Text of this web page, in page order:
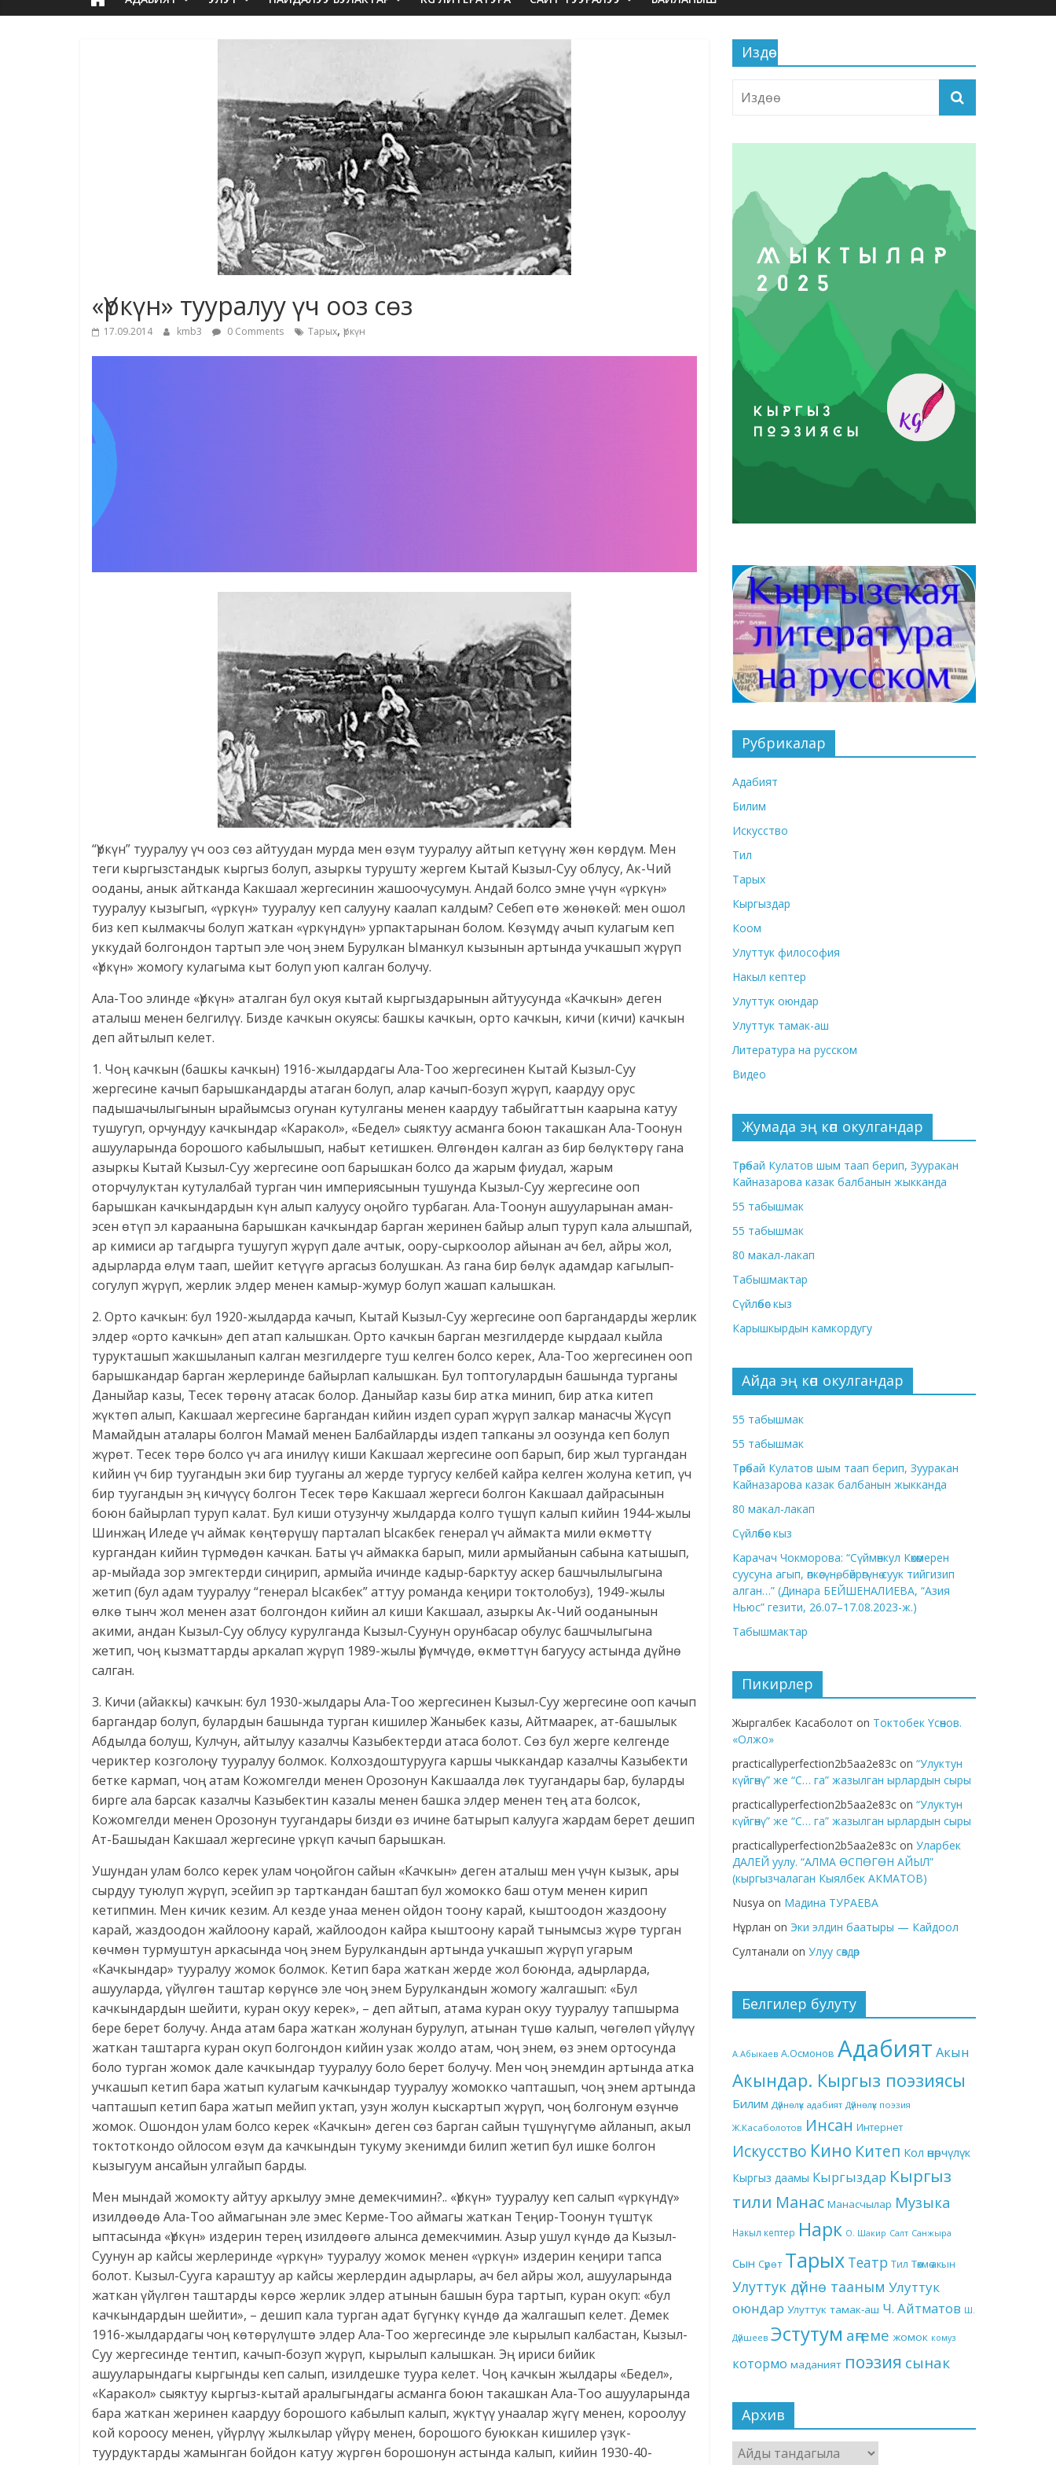
«Үркүн» тууралуу үч ооз сөз
17.09.2014 kmb3 0 Comments Тарых, Үркүн
“Үркүн” тууралуу үч ооз сөз айтуудан мурда мен өзүм тууралуу айтып кетүүнү жөн көрдүм. Мен
теги кыргызстандык кыргыз болуп, азыркы турушту жергем Кытай Кызыл-Суу облусу, Ак-Чий
ооданы, анык айтканда Какшаал жергесинин жашоочусумун. Андай болсо эмне үчүн «үркүн»
тууралуу кызыгып, «үркүн» тууралуу кеп салууну каалап калдым? Себеп өтө жөнөкөй: мен ошол
биз кеп кылмакчы болуп жаткан «үркүндүн» урпактарынан болом. Көзүмдү ачып кулагым кеп
уккудай болгондон тартып эле чоң энем Бурулкан Ыманкул кызынын артында учкашып жүрүп
«Үркүн» жомогу кулагыма кыт болуп уюп калган болучу.
Ала-Тоо элинде «Үркүн» аталган бул окуя кытай кыргыздарынын айтуусунда «Качкын» деген
аталыш менен белгилүү. Бизде качкын окуясы: башкы качкын, орто качкын, кичи (кичи) качкын
деп айтылып келет.
1. Чоң качкын (башкы качкын) 1916-жылдардагы Ала-Тоо жергесинен Кытай Кызыл-Суу
жергесине качып барышкандарды атаган болуп, алар качып-бозуп жүрүп, каардуу орус
падышачылыгынын ырайымсыз огунан кутулганы менен каардуу табыйгаттын каарына катуу
тушугуп, орчундуу качкындар «Каракол», «Бедел» сыяктуу асманга боюн такашкан Ала-Тоонун
ашууларында борошого кабылышып, набыт кетишкен. Өлгөндөн калган аз бир бөлүктөрү гана
азыркы Кытай Кызыл-Суу жергесине ооп барышкан болсо да жарым фиудал, жарым
оторчулуктан кутулалбай турган чин империясынын тушунда Кызыл-Суу жергесине ооп
барышкан качкындардын күн алып калуу­су оңойго турбаган. Ала-Тоонун ашууларынан аман-
эсен өтүп эл караанына барышкан качкындар барган жеринен байыр алып туруп кала алышпай,
ар кимиси ар тагдырга тушугуп жүрүп дале ачтык, оору-сыркоолор айынан ач бел, айры жол,
адырларда өлүм таап, шейит кетүүгө аргасыз болушкан. Аз гана бир бөлүк адамдар кагылып-
согулуп жүрүп, жерлик элдер менен камыр-жумур болуп жашап калышкан.
2. Орто качкын: бул 1920-жылдарда качып, Кытай Кызыл-Суу жергесине ооп баргандарды жерлик
элдер «орто качкын» деп атап калышкан. Орто качкын барган мезгилдерде кырдаал кыйла
турукташып жакшыланып калган мезгилдерге туш келген болсо керек, Ала-Тоо жергесинен ооп
барышкандар барган жерлеринде байырлап калышкан. Бул топтогулардын башында турганы
Даныйар казы, Тесек төрөнү атасак болор. Даныйар казы бир атка минип, бир атка китеп
жүктөп алып, Какшаал жергесине баргандан кийин издеп сурап жүрүп залкар манасчы Жүсүп
Мамайдын аталары болгон Мамай менен Балбайларды издеп тапканы эл оозунда кеп болуп
жүрөт. Тесек төрө болсо үч ага инилүү киши Какшаал жергесине ооп барып, бир жыл тургандан
кийин үч бир туугандын эки бир тууганы ал жерде тургусу келбей кайра келген жолуна кетип, үч
бир туугандын эң кичүүсү болгон Тесек төрө Какшаал жергеси болгон Какшаал дайрасынын
боюн байырлап туруп калат. Бул киши отузунчу жылдарда колго түшүп калып кийин 1944-жылы
Шинжаң Иледе үч аймак көңтөрүшү парталап Ысакбек генерал үч аймакта мили өкмөттү
кургандан кийин түрмөдөн качкан. Баты үч аймакка барып, мили армыйанын сабына катышып,
ар-мыйада зор эмгектерди сиңирип, армыйа ичинде кадыр-барктуу аскер башчылылыгына
жетип (бул адам тууралуу “генерал Ысакбек” аттуу романда кеңири токтолобуз), 1949-жылы
өлкө тынч жол менен азат болгондон кийин ал киши Какшаал, азыркы Ак-Чий ооданынын
акими, андан Кызыл-Суу облусу курулганда Кызыл-Суунун орунбасар обулус башчылыгына
жетип, чоң кызматтарды аркалап жүрүп 1989-жылы Үрүмчүдө, өкмөттүн багуусу астында дүйнө
салган.
3. Кичи (айаккы) качкын: бул 1930-жылдары Ала-Тоо жергесинен Кызыл-Суу жергесине ооп качып
баргандар болуп, булардын башында турган кишилер Жаныбек казы, Айтмаарек, ат-башылык
Абдылда болуш, Кулчун, айтылуу казалчы Казыбектерди атаса болот. Сөз бул жерге келгенде
чериктер козголоңу тууралуу болмок. Колхоздоштуруу­га каршы чыккандар казалчы Казыбекти
бетке кармап, чоң атам Кожомгелди менен Орозонун Какшаалда лөк туугандары бар, буларды
бирге ала барсак казалчы Казыбектин казалы менен башка элдер менен тең ата болсок,
Кожомгелди менен Орозонун туугандары бизди өз ичине батырып калууга жардам берет дешип
Ат-Башыдан Какшаал жергесине үркүп качып барышкан.
Ушундан улам болсо керек улам чоңойгон сайын «Качкын» деген аталыш мен үчүн кызык, ары
сырдуу туюлуп жүрүп, эсейип эр тарткандан баштап бул жомокко баш отум менен кирип
кетипмин. Мен кичик кезим. Ал кезде унаа менен ойдон тоону карай, кыштоодон жаздоону
карай, жаздоодон жайлоону карай, жайлоодон кайра кыштоону карай тынымсыз жүрө турган
көчмөн турмуштун аркасында чоң энем Бурулкандын артында учкашып жүрүп угарым
«Качкындар» тууралуу жомок болмок. Кетип бара жаткан жерде жол боюнда, адырларда,
ашууларда, үйүлгөн таштар көрүнсө эле чоң энем Бурулкандын жомогу жалгашып: «Бул
качкындардын шейити, куран окуу керек», – деп айтып, атама куран окуу тууралуу тапшырма
бере берет болучу. Анда атам бара жаткан жолунан бурулуп, атынан түшө калып, чөгөлөп үйүлүү
жаткан таштарга куран окуп болгондон кийин узак жолдо атам, чоң энем, өз энем ортосунда
боло турган жомок дале качкындар тууралуу боло берет болучу. Мен чоң энемдин артында атка
учкашып кетип бара жатып кулагым качкындар тууралуу жомокко чапташып, чоң энем артында
чапташып кетип бара жатып мейип уктап, узун жолун кыскартып жүрүп, чоң болгонум өзүнчө
жомок. Ошондон улам болсо керек «Качкын» деген сөз барган сайын түшүнүгүмө айланып, акыл
токтоткондо ойлосом өзүм да качкындын тукуму экенимди билип жетип бул ишке болгон
кызыгуум ансайын улгайып барды.
Мен мындай жомокту айтуу аркылуу эмне демекчимин?.. «Үркүн» тууралуу кеп салып «үркүндү»
изилдөөдө Ала-Тоо аймагынан эле эмес Керме-Тоо аймагы жаткан Теңир-Тоонун түштүк
ыптасында «Үркүн» издерин терең изилдөөгө алынса демекчимин. Азыр ушул күндө да Кызыл-
Суунун ар кайсы жерлеринде «үркүн» тууралуу жомок менен «үркүн» издерин кеңири тапса
болот. Кызыл-Сууга караштуу ар кайсы жерлердин адырлары, ач бел айры жол, ашууларында
жаткан үйүлгөн таштарды көрсө жерлик элдер атынын башын бура тартып, куран окуп: «бул
качкындардын шейити», – дешип кала турган адат бүгүнкү күндө да жалгашып келет. Демек
1916-жылдардагы чоң көтөрүлүштө элдер Ала-Тоо жергесинде эле кырылып калбас­тан, Кызыл-
Суу жергесинде тентип, качып-бозуп жүрүп, кырылып калышкан. Эң ириси бийик
ашууларындагы кыргынды кеп салып, изилдешке туура келет. Чоң качкын жылдары «Бедел»,
«Каракол» сыяктуу кыргыз-кытай аралыгындагы асманга боюн такашкан Ала-Тоо ашууларында
бара жаткан жеринен каардуу борошого кабылып калып, жүктүү унаалар жүгү менен, короолуу
кой короосу менен, үйүрлүү жылкылар үйүрү менен, борошого буюккан кишилер үзүк-
туурдуктарды жамынган бойдон катуу жүргөн борошонун астында калып, кийин 1930-40-
Издөө
Рубрикалар
Адабият
Билим
Искусство
Тил
Тарых
Кыргыздар
Коом
Улуттук философия
Накыл кептер
Улуттук оюндар
Улуттук тамак-аш
Литература на русском
Видео
Жумада эң көп окулгандар
Төрөбай Кулатов шым таап берип, Зууракан
Кайназарова казак балбанын жыкканда
55 табышмак
55 табышмак
80 макал-лакап
Табышмактар
Сүйлөбөс кыз
Карышкырдын камкордугу
Айда эң көп окулгандар
55 табышмак
55 табышмак
Төрөбай Кулатов шым таап берип, Зууракан
Кайназарова казак балбанын жыкканда
80 макал-лакап
Сүйлөбөс кыз
Карачач Чокморова: “Сүймөнкул Көкөмерен
суусуна агып, өпкөсүнө, бөйрөгүнө суук тийгизип
алган…” (Динара БЕЙШЕНАЛИЕВА, “Азия
Ньюс” гезити, 26.07–17.08.2023-ж.)
Табышмактар
Пикирлер
Жыргалбек Касаболот on Токтобек Үсөнов.
«Олжо»
practicallyperfection2b5aa2e83c on “Улуктун
күйгөнү” же “С… га” жазылган ырлардын сыры
practicallyperfection2b5aa2e83c on “Улуктун
күйгөнү” же “С… га” жазылган ырлардын сыры
practicallyperfection2b5aa2e83c on Уларбек
ДАЛЕЙ уулу. “АЛМА ӨСПӨГӨН АЙЫЛ”
(кыргызчалаган Кыялбек АКМАТОВ)
Nusya on Мадина ТУРАЕВА
Нұрлан on Эки элдин баатыры — Кайдоол
Султанали on Улуу сөздөр
Белгилер булуту
А.Абыкаев А.Осмонов Адабият Акын
Акындар. Кыргыз поэзиясы
Билим Дүйнөлүк адабият Дүйнөлүк поэзия
Ж.Касаболотов Инсан Интернет
Искусство Кино Китеп Кол өнөрчүлүк
Кыргыз даамы Кыргыздар Кыргыз
тили Манас Манасчылар Музыка
Накыл кептер Нарк О. Шакир Салт Санжыра
Сын Сүрөт Тарых Театр Тил Төкмө акын
Улуттук дүйнө тааным Улуттук
оюндар Улуттук тамак-аш Ч. Айтматов Ш.
Дүйшеев Эстутум аңгеме жомок комуз
котормо маданият поэзия сынак
Архив
Архив